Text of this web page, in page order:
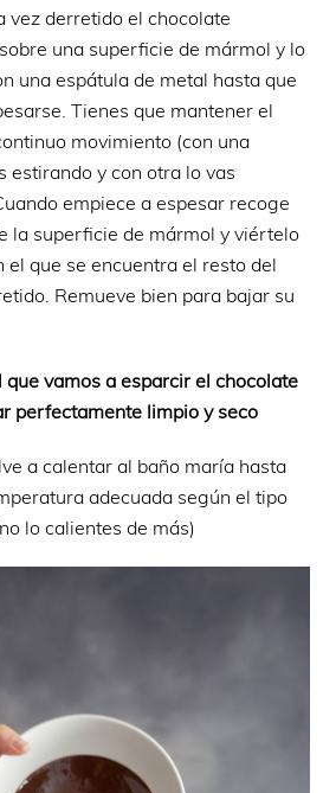
vez derretido el chocolate
una superficie de mármol y lo
una espátula de metal hasta que
Tienes que mantener el
movimiento (con una
estirando y con otra lo vas
empiece a espesar recoge
la superficie de mármol y viértelo
el que se encuentra el resto del
Remueve bien para bajar su
que vamos a esparcir el chocolate
perfectamente limpio y seco
a calentar al baño maría hasta
adecuada según el tipo
lo calientes de más)